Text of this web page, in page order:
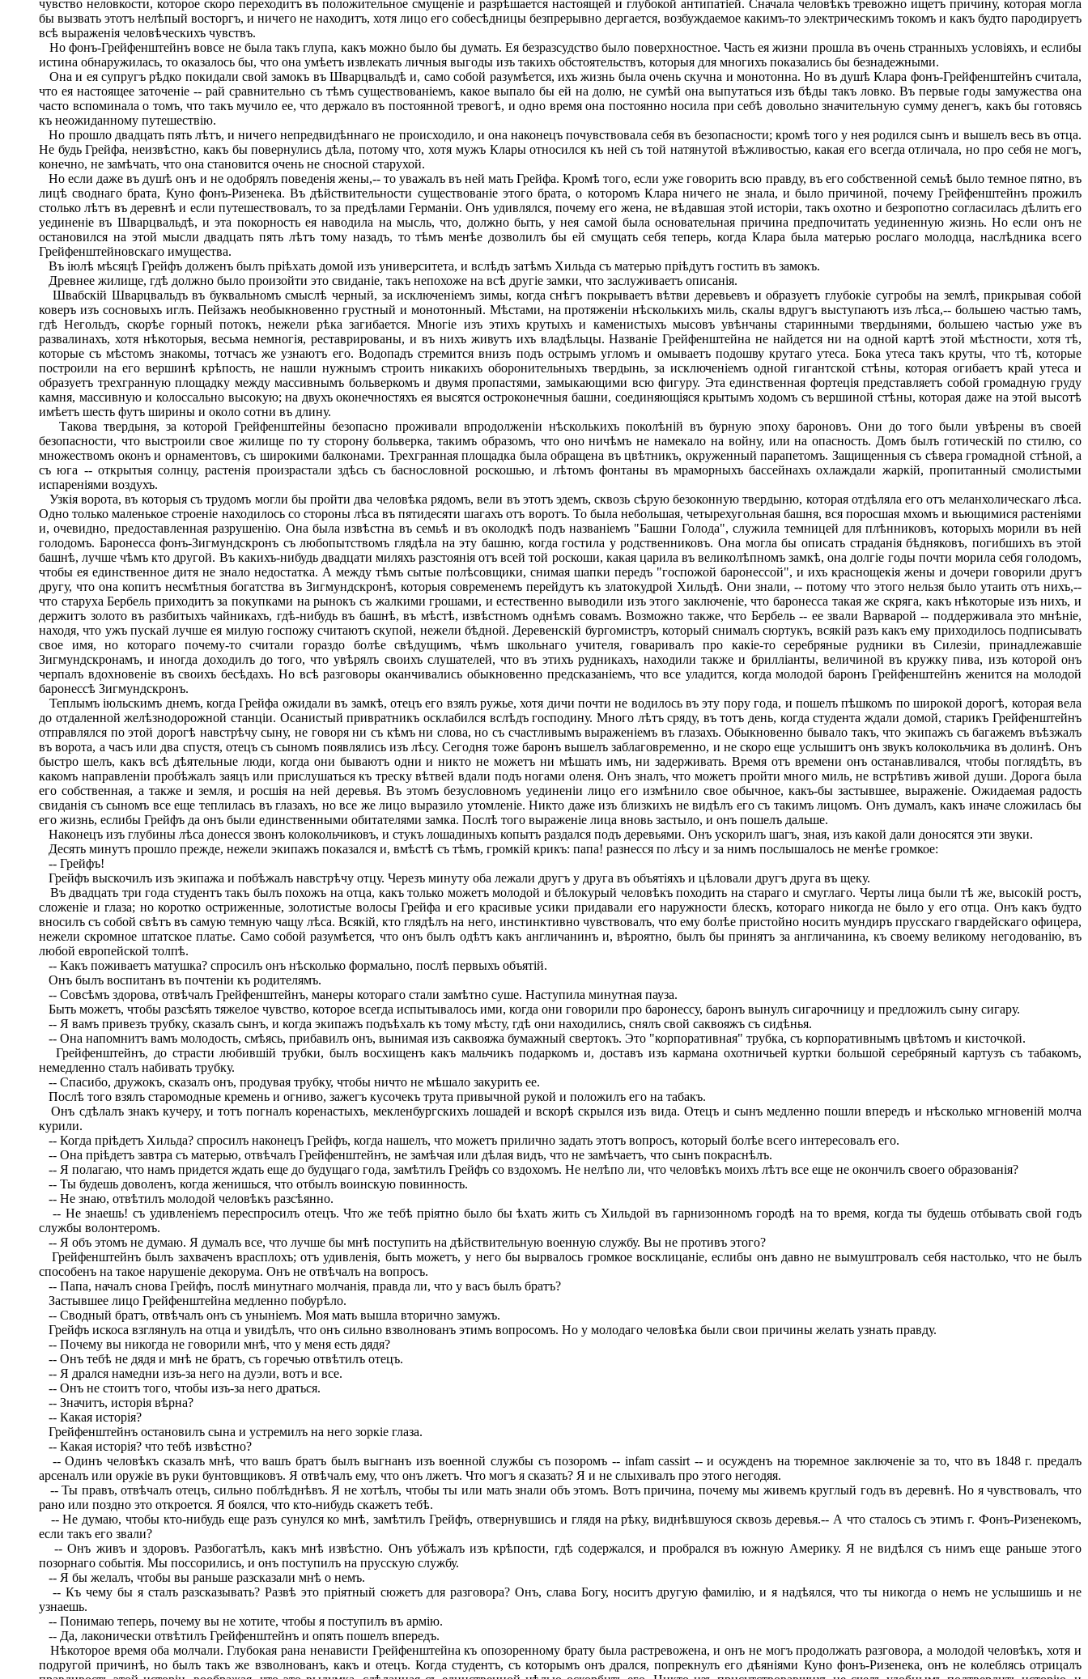
чувство неловкости, которое скоро переходитъ въ положительное смущеніе и разрѣшается настоящей и глубокой антипатіей. Сначала человѣкъ тревожно ищетъ причину, которая могла
бы вызвать этотъ нелѣпый восторгъ, и ничего не находитъ, хотя лицо его собесѣдницы безпрерывно дергается, возбуждаемое какимъ-то электрическимъ токомъ и какъ будто пародируетъ
всѣ выраженія человѣческихъ чувствъ.
Но фонъ-Грейфенштейнъ вовсе не была такъ глупа, какъ можно было бы думать. Ея безразсудство было поверхностное. Часть ея жизни прошла въ очень странныхъ условіяхъ, и еслибы
истина обнаружилась, то оказалось бы, что она умѣетъ извлекать личныя выгоды изъ такихъ обстоятельствъ, которыя для многихъ показались бы безнадежными.
Она и ея супругъ рѣдко покидали свой замокъ въ Шварцвальдѣ и, само собой разумѣется, ихъ жизнь была очень скучна и монотонна. Но въ душѣ Клара фонъ-Грейфенштейнъ считала,
что ея настоящее заточеніе -- рай сравнительно съ тѣмъ существованіемъ, какое выпало бы ей на долю, не сумѣй она выпутаться изъ бѣды такъ ловко. Въ первые годы замужества она
часто вспоминала о томъ, что такъ мучило ее, что держало въ постоянной тревогѣ, и одно время она постоянно носила при себѣ довольно значительную сумму денегъ, какъ бы готовясь
къ неожиданному путешествію.
Но прошло двадцать пять лѣтъ, и ничего непредвидѣннаго не происходило, и она наконецъ почувствовала себя въ безопасности; кромѣ того у нея родился сынъ и вышелъ весь въ отца.
Не будь Грейфа, неизвѣстно, какъ бы повернулись дѣла, потому что, хотя мужъ Клары относился къ ней съ той натянутой вѣжливостью, какая его всегда отличала, но про себя не могъ,
конечно, не замѣчать, что она становится очень не сносной старухой.
Но если даже въ душѣ онъ и не одобрялъ поведенія жены,-- то уважалъ въ ней мать Грейфа. Кромѣ того, если уже говорить всю правду, въ его собственной семьѣ было темное пятно, въ
лицѣ своднаго брата, Куно фонъ-Ризенека. Въ дѣйствительности существованіе этого брата, о которомъ Клара ничего не знала, и было причиной, почему Грейфенштейнъ прожилъ
столько лѣтъ въ деревнѣ и если путешествовалъ, то за предѣлами Германіи. Онъ удивлялся, почему его жена, не вѣдавшая этой исторіи, такъ охотно и безропотно согласилась дѣлить его
уединеніе въ Шварцвальдѣ, и эта покорность ея наводила на мысль, что, должно быть, у нея самой была основательная причина предпочитать уединенную жизнь. Но если онъ не
остановился на этой мысли двадцать пять лѣтъ тому назадъ, то тѣмъ менѣе дозволилъ бы ей смущать себя теперь, когда Клара была матерью рослаго молодца, наслѣдника всего
Грейфенштейновскаго имущества.
Въ іюлѣ мѣсяцѣ Грейфъ долженъ былъ пріѣхать домой изъ университета, и вслѣдъ затѣмъ Хильда съ матерью пріѣдутъ гостить въ замокъ.
Древнее жилище, гдѣ должно было произойти это свиданіе, такъ непохоже на всѣ другіе замки, что заслуживаетъ описанія.
Швабскій Шварцвальдъ въ буквальномъ смыслѣ черный, за исключеніемъ зимы, когда снѣгъ покрываетъ вѣтви деревьевъ и образуетъ глубокіе сугробы на землѣ, прикрывая собой
коверъ изъ сосновыхъ иглъ. Пейзажъ необыкновенно грустный и монотонный. Мѣстами, на протяженіи нѣсколькихъ миль, скалы вдругъ выступаютъ изъ лѣса,-- большею частью тамъ,
гдѣ Негольдъ, скорѣе горный потокъ, нежели рѣка загибается. Многіе изъ этихъ крутыхъ и каменистыхъ мысовъ увѣнчаны старинными твердынями, большею частью уже въ
развалинахъ, хотя нѣкоторыя, весьма немногія, реставрированы, и въ нихъ живутъ ихъ владѣльцы. Названіе Грейфенштейна не найдется ни на одной картѣ этой мѣстности, хотя тѣ,
которые съ мѣстомъ знакомы, тотчасъ же узнаютъ его. Водопадъ стремится внизъ подъ острымъ угломъ и омываетъ подошву крутаго утеса. Бока утеса такъ круты, что тѣ, которые
построили на его вершинѣ крѣпость, не нашли нужнымъ строить никакихъ оборонительныхъ твердынь, за исключеніемъ одной гигантской стѣны, которая огибаетъ край утеса и
образуетъ трехгранную площадку между массивнымъ больверкомъ и двумя пропастями, замыкающими всю фигуру. Эта единственная фортеція представляетъ собой громадную груду
камня, массивную и колоссально высокую; на двухъ оконечностяхъ ея высятся остроконечныя башни, соединяющіяся крытымъ ходомъ съ вершиной стѣны, которая даже на этой высотѣ
имѣетъ шесть футъ ширины и около сотни въ длину.
Такова твердыня, за которой Грейфенштейны безопасно проживали впродолженіи нѣсколькихъ поколѣній въ бурную эпоху бароновъ. Они до того были увѣрены въ своей
безопасности, что выстроили свое жилище по ту сторону больверка, такимъ образомъ, что оно ничѣмъ не намекало на войну, или на опасность. Домъ былъ готическій по стилю, со
множествомъ оконъ и орнаментовъ, съ широкими балконами. Трехгранная площадка была обращена въ цвѣтникъ, окруженный парапетомъ. Защищенныя съ сѣвера громадной стѣной, а
съ юга -- открытыя солнцу, растенія произрастали здѣсь съ баснословной роскошью, и лѣтомъ фонтаны въ мраморныхъ бассейнахъ охлаждали жаркій, пропитанный смолистыми
испареніями воздухъ.
Узкія ворота, въ которыя съ трудомъ могли бы пройти два человѣка рядомъ, вели въ этотъ эдемъ, сквозь сѣрую безоконную твердыню, которая отдѣляла его отъ меланхолическаго лѣса.
Одно только маленькое строеніе находилось со стороны лѣса въ пятидесяти шагахъ отъ воротъ. То была небольшая, четырехугольная башня, вся поросшая мхомъ и вьющимися растеніями
и, очевидно, предоставленная разрушенію. Она была извѣстна въ семьѣ и въ околодкѣ подъ названіемъ "Башни Голода", служила темницей для плѣнниковъ, которыхъ морили въ ней
голодомъ. Баронесса фонъ-Зигмундскронъ съ любопытствомъ глядѣла на эту башню, когда гостила у родственниковъ. Она могла бы описать страданія бѣдняковъ, погибшихъ въ этой
башнѣ, лучше чѣмъ кто другой. Въ какихъ-нибудь двадцати миляхъ разстоянія отъ всей той роскоши, какая царила въ великолѣпномъ замкѣ, она долгіе годы почти морила себя голодомъ,
чтобы ея единственное дитя не знало недостатка. А между тѣмъ сытые полѣсовщики, снимая шапки передъ "госпожой баронессой", и ихъ краснощекія жены и дочери говорили другъ
другу, что она копитъ несмѣтныя богатства въ Зигмундскронѣ, которыя современемъ перейдутъ къ златокудрой Хильдѣ. Они знали, -- потому что этого нельзя было утаить отъ нихъ,--
что старуха Бербель приходитъ за покупками на рынокъ съ жалкими грошами, и естественно выводили изъ этого заключеніе, что баронесса такая же скряга, какъ нѣкоторые изъ нихъ, и
держитъ золото въ разбитыхъ чайникахъ, гдѣ-нибудь въ башнѣ, въ мѣстѣ, извѣстномъ однѣмъ совамъ. Возможно также, что Бербель -- ее звали Варварой -- поддерживала это мнѣніе,
находя, что ужъ пускай лучше ея милую госпожу считаютъ скупой, нежели бѣдной. Деревенскій бургомистръ, который снималъ сюртукъ, всякій разъ какъ ему приходилось подписывать
свое имя, но котораго почему-то считали гораздо болѣе свѣдущимъ, чѣмъ школьнаго учителя, говаривалъ про какіе-то серебряные рудники въ Силезіи, принадлежавшіе
Зигмундскронамъ, и иногда доходилъ до того, что увѣрялъ своихъ слушателей, что въ этихъ рудникахъ, находили также и брилліанты, величиной въ кружку пива, изъ которой онъ
черпалъ вдохновеніе въ своихъ бесѣдахъ. Но всѣ разговоры оканчивались обыкновенно предсказаніемъ, что все уладится, когда молодой баронъ Грейфенштейнъ женится на молодой
баронессѣ Зигмундскронъ.
Теплымъ іюльскимъ днемъ, когда Грейфа ожидали въ замкѣ, отецъ его взялъ ружье, хотя дичи почти не водилось въ эту пору года, и пошелъ пѣшкомъ по широкой дорогѣ, которая вела
до отдаленной желѣзнодорожной станціи. Осанистый привратникъ осклабился вслѣдъ господину. Много лѣтъ сряду, въ тотъ день, когда студента ждали домой, старикъ Грейфенштейнъ
отправлялся по этой дорогѣ навстрѣчу сыну, не говоря ни съ кѣмъ ни слова, но съ счастливымъ выраженіемъ въ глазахъ. Обыкновенно бывало такъ, что экипажъ съ багажемъ въѣзжалъ
въ ворота, а часъ или два спустя, отецъ съ сыномъ появлялись изъ лѣсу. Сегодня тоже баронъ вышелъ заблаговременно, и не скоро еще услышитъ онъ звукъ колокольчика въ долинѣ. Онъ
быстро шелъ, какъ всѣ дѣятельные люди, когда они бываютъ одни и никто не можетъ ни мѣшать имъ, ни задерживать. Время отъ времени онъ останавливался, чтобы поглядѣть, въ
какомъ направленіи пробѣжалъ заяцъ или прислушаться къ треску вѣтвей вдали подъ ногами оленя. Онъ зналъ, что можетъ пройти много миль, не встрѣтивъ живой души. Дорога была
его собственная, а также и земля, и росшія на ней деревья. Въ этомъ безусловномъ уединеніи лицо его измѣнило свое обычное, какъ-бы застывшее, выраженіе. Ожидаемая радость
свиданія съ сыномъ все еще теплилась въ глазахъ, но все же лицо выразило утомленіе. Никто даже изъ близкихъ не видѣлъ его съ такимъ лицомъ. Онъ думалъ, какъ иначе сложилась бы
его жизнь, еслибы Грейфъ да онъ были единственными обитателями замка. Послѣ того выраженіе лица вновь застыло, и онъ пошелъ дальше.
Наконецъ изъ глубины лѣса донесся звонъ колокольчиковъ, и стукъ лошадиныхъ копытъ раздался подъ деревьями. Онъ ускорилъ шагъ, зная, изъ какой дали доносятся эти звуки.
Десять минутъ прошло прежде, нежели экипажъ показался и, вмѣстѣ съ тѣмъ, громкій крикъ: папа! разнесся по лѣсу и за нимъ послышалось не менѣе громкое:
-- Грейфъ!
Грейфъ выскочилъ изъ экипажа и побѣжалъ навстрѣчу отцу. Черезъ минуту оба лежали другъ у друга въ объятіяхъ и цѣловали другъ друга въ щеку.
Въ двадцать три года студентъ такъ былъ похожъ на отца, какъ только можетъ молодой и бѣлокурый человѣкъ походить на стараго и смуглаго. Черты лица были тѣ же, высокій ростъ,
сложеніе и глаза; но коротко остриженные, золотистые волосы Грейфа и его красивые усики придавали его наружности блескъ, котораго никогда не было у его отца. Онъ какъ будто
вносилъ съ собой свѣтъ въ самую темную чащу лѣса. Всякій, кто глядѣлъ на него, инстинктивно чувствовалъ, что ему болѣе пристойно носить мундиръ прусскаго гвардейскаго офицера,
нежели скромное штатское платье. Само собой разумѣется, что онъ былъ одѣтъ какъ англичанинъ и, вѣроятно, былъ бы принятъ за англичанина, къ своему великому негодованію, въ
любой европейской толпѣ.
-- Какъ поживаетъ матушка? спросилъ онъ нѣсколько формально, послѣ первыхъ объятій.
Онъ былъ воспитанъ въ почтеніи къ родителямъ.
-- Совсѣмъ здорова, отвѣчалъ Грейфенштейнъ, манеры котораго стали замѣтно суше. Наступила минутная пауза.
Быть можетъ, чтобы разсѣять тяжелое чувство, которое всегда испытывалось ими, когда они говорили про баронессу, баронъ вынулъ сигарочницу и предложилъ сыну сигару.
-- Я вамъ привезъ трубку, сказалъ сынъ, и когда экипажъ подъѣхалъ къ тому мѣсту, гдѣ они находились, снялъ свой саквояжъ съ сидѣнья.
-- Она напомнитъ вамъ молодость, смѣясь, прибавилъ онъ, вынимая изъ саквояжа бумажный свертокъ. Это "корпоративная" трубка, съ корпоративнымъ цвѣтомъ и кисточкой.
Грейфенштейнъ, до страсти любившій трубки, былъ восхищенъ какъ мальчикъ подаркомъ и, доставъ изъ кармана охотничьей куртки большой серебряный картузъ съ табакомъ,
немедленно сталъ набивать трубку.
-- Спасибо, дружокъ, сказалъ онъ, продувая трубку, чтобы ничто не мѣшало закурить ее.
Послѣ того взялъ старомодные кремень и огниво, зажегъ кусочекъ трута привычной рукой и положилъ его на табакъ.
Онъ сдѣлалъ знакъ кучеру, и тотъ погналъ коренастыхъ, мекленбургскихъ лошадей и вскорѣ скрылся изъ вида. Отецъ и сынъ медленно пошли впередъ и нѣсколько мгновеній молча
курили.
-- Когда пріѣдетъ Хильда? спросилъ наконецъ Грейфъ, когда нашелъ, что можетъ прилично задать этотъ вопросъ, который болѣе всего интересовалъ его.
-- Она пріѣдетъ завтра съ матерью, отвѣчалъ Грейфенштейнъ, не замѣчая или дѣлая видъ, что не замѣчаетъ, что сынъ покраснѣлъ.
-- Я полагаю, что намъ придется ждать еще до будущаго года, замѣтилъ Грейфъ со вздохомъ. Не нелѣпо ли, что человѣкъ моихъ лѣтъ все еще не окончилъ своего образованія?
-- Ты будешь доволенъ, когда женишься, что отбылъ воинскую повинность.
-- Не знаю, отвѣтилъ молодой человѣкъ разсѣянно.
-- Не знаешь! съ удивленіемъ переспросилъ отецъ. Что же тебѣ пріятно было бы ѣхать жить съ Хильдой въ гарнизонномъ городѣ на то время, когда ты будешь отбывать свой годъ
службы волонтеромъ.
-- Я объ этомъ не думаю. Я думалъ все, что лучше бы мнѣ поступить на дѣйствительную военную службу. Вы не противъ этого?
Грейфенштейнъ былъ захваченъ врасплохъ; отъ удивленія, быть можетъ, у него бы вырвалось громкое восклицаніе, еслибы онъ давно не вымуштровалъ себя настолько, что не былъ
способенъ на такое нарушеніе декорума. Онъ не отвѣчалъ на вопросъ.
-- Папа, началъ снова Грейфъ, послѣ минутнаго молчанія, правда ли, что у васъ былъ братъ?
Застывшее лицо Грейфенштейна медленно побурѣло.
-- Сводный братъ, отвѣчалъ онъ съ уныніемъ. Моя мать вышла вторично замужъ.
Грейфъ искоса взглянулъ на отца и увидѣлъ, что онъ сильно взволнованъ этимъ вопросомъ. Но у молодаго человѣка были свои причины желать узнать правду.
-- Почему вы никогда не говорили мнѣ, что у меня есть дядя?
-- Онъ тебѣ не дядя и мнѣ не братъ, съ горечью отвѣтилъ отецъ.
-- Я дрался намедни изъ-за него на дуэли, вотъ и все.
-- Онъ не стоитъ того, чтобы изъ-за него драться.
-- Значитъ, исторія вѣрна?
-- Какая исторія?
Грейфенштейнъ остановилъ сына и устремилъ на него зоркіе глаза.
-- Какая исторія? что тебѣ извѣстно?
-- Одинъ человѣкъ сказалъ мнѣ, что вашъ братъ былъ выгнанъ изъ военной службы съ позоромъ -- infam cassirt -- и осужденъ на тюремное заключеніе за то, что въ 1848 г. предалъ
арсеналъ или оружіе въ руки бунтовщиковъ. Я отвѣчалъ ему, что онъ лжетъ. Что могъ я сказать? Я и не слыхивалъ про этого негодяя.
-- Ты правъ, отвѣчалъ отецъ, сильно поблѣднѣвъ. Я не хотѣлъ, чтобы ты или мать знали объ этомъ. Вотъ причина, почему мы живемъ круглый годъ въ деревнѣ. Но я чувствовалъ, что
рано или поздно это откроется. Я боялся, что кто-нибудь скажетъ тебѣ.
-- Не думаю, чтобы кто-нибудь еще разъ сунулся ко мнѣ, замѣтилъ Грейфъ, отвернувшись и глядя на рѣку, виднѣвшуюся сквозь деревья.-- А что сталось съ этимъ г. Фонъ-Ризенекомъ,
если такъ его звали?
-- Онъ живъ и здоровъ. Разбогатѣлъ, какъ мнѣ извѣстно. Онъ убѣжалъ изъ крѣпости, гдѣ содержался, и пробрался въ южную Америку. Я не видѣлся съ нимъ еще раньше этого
позорнаго событія. Мы поссорились, и онъ поступилъ на прусскую службу.
-- Я бы желалъ, чтобы вы раньше разсказали мнѣ о немъ.
-- Къ чему бы я сталъ разсказывать? Развѣ это пріятный сюжетъ для разговора? Онъ, слава Богу, носитъ другую фамилію, и я надѣялся, что ты никогда о немъ не услышишь и не
узнаешь.
-- Понимаю теперь, почему вы не хотите, чтобы я поступилъ въ армію.
-- Да, лаконически отвѣтилъ Грейфенштейнъ и опять пошелъ впередъ.
Нѣкоторое время оба молчали. Глубокая рана ненависти Грейфенштейна къ опозоренному брату была растревожена, и онъ не могъ продолжать разговора, а молодой человѣкъ, хотя и
подругой причинѣ, но былъ такъ же взволнованъ, какъ и отецъ. Когда студентъ, съ которымъ онъ дрался, попрекнулъ его дѣяніями Куно фонъ-Ризенека, онъ не колеблясь отрицалъ